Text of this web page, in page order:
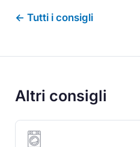
← Tutti i consigli
Altri consigli